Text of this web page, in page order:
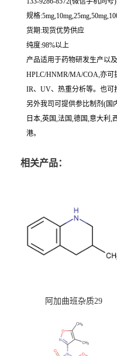
规格
货期:现货优势供应
纯度:98%以上
产品适用于药物研发生产以
HPLC/HNMR/MA/COA,亦可
IR、UV、热重分析等。也可
另外我司可提供参比制剂(国
日本,英国,法国,德国,意大利,
港。
相关产品：
阿加曲班杂质29